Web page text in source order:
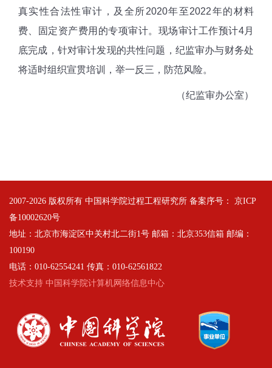
真实性合法性审计，及全所2020年至2022年的材料
费、固定资产费用的专项审计。现场审计工作预计4月
底完成，针对审计发现的共性问题，纪监审办与财务处
将适时组织宣贯培训，举一反三，防范风险。
（纪监审办公室）
2007-2026 版权所有 中国科学院过程工程研究所 备案序号： 京ICP
备10002620号
地址：北京市海淀区中关村北二街1号 邮箱：北京353信箱 邮编：
100190
电话：010-62554241 传真：010-62561822
技术支持 中国科学院计算机网络信息中心